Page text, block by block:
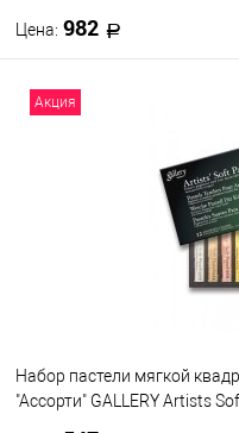
Цена: 982
Акция
Набор пастели мягкой
"Ассорти" GALLERY Artists